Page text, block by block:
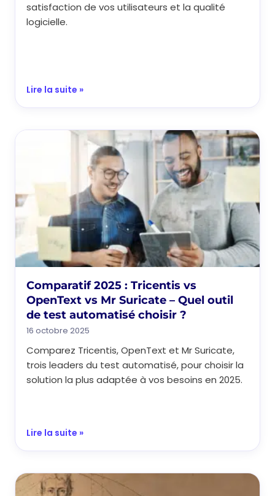
satisfaction de vos utilisateurs et la qualité
logicielle.
Lire la suite »
Comparatif 2025 : Tricentis vs
OpenText vs Mr Suricate – Quel outil
de test automatisé choisir ?
16 octobre 2025
Comparez Tricentis, OpenText et Mr Suricate,
trois leaders du test automatisé, pour choisir la
solution la plus adaptée à vos besoins en 2025.
Lire la suite »